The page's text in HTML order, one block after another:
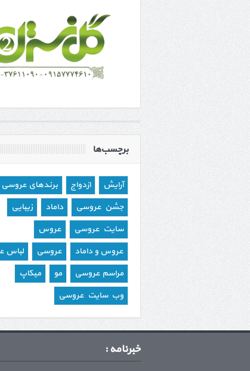
برچسب‌ها
آرایش ازدواج
برندهای عروسی
جشن عروسی
داماد
زیبایی
سایت عروسی
عروس
عروس و داماد
عروسی
لباس
مراسم عروسی
مو
میکاپ
وب سایت عروسی
خبرنامه :